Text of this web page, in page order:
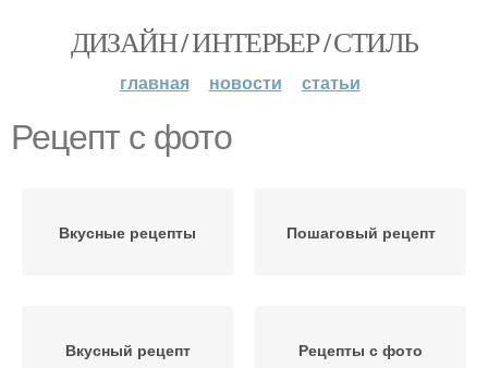
ДИЗАЙН / ИНТЕРЬЕР / СТИЛЬ
главная новости статьи
Рецепт с фото
Вкусные рецепты Пошаговый рецепт
Вкусный рецепт Рецепты с фото